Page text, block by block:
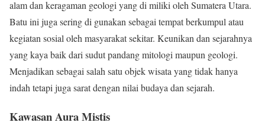
alam dan keragaman geologi yang di miliki oleh Sumatera Utara.
Batu ini juga sering di gunakan sebagai tempat berkumpul atau
kegiatan sosial oleh masyarakat sekitar. Keunikan dan sejarahnya
yang kaya baik dari sudut pandang mitologi maupun geologi.
Menjadikan sebagai salah satu objek wisata yang tidak hanya
indah tetapi juga sarat dengan nilai budaya dan sejarah.
Kawasan Aura Mistis